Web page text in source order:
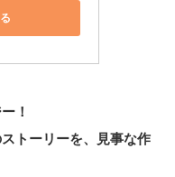
！
トーリーを、見事な作